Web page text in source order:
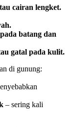
cairan lengket.
batang dan
gatal pada kulit.
di gunung:
– sering kali